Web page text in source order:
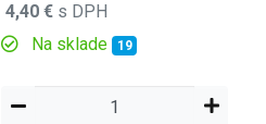
4,40 € s DPH
Na sklade
19